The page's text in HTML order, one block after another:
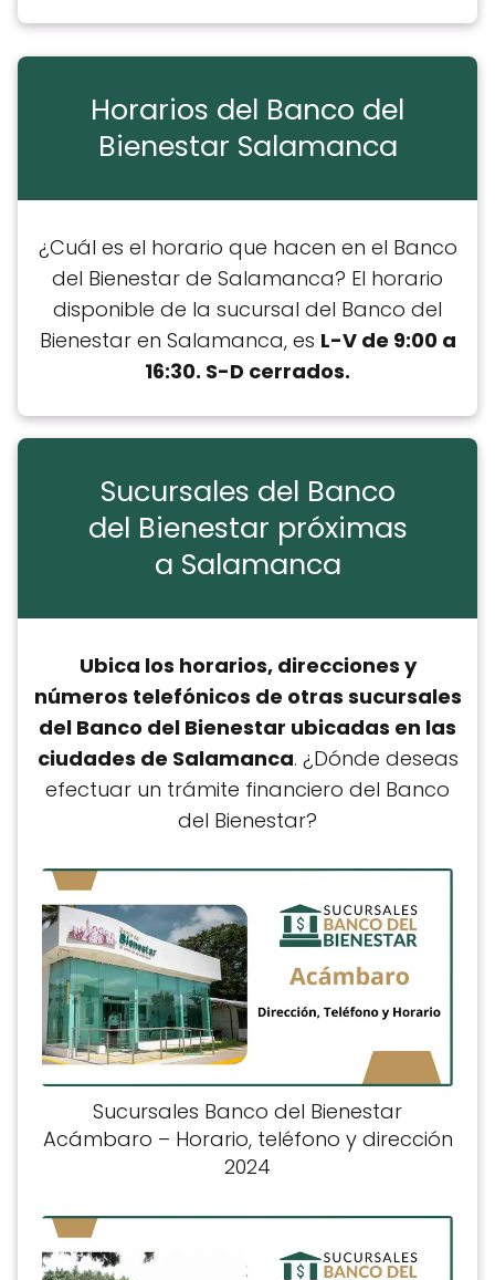
Horarios del Banco del
Bienestar Salamanca
¿Cuál es el horario que hacen en el Banco
del Bienestar de Salamanca? El horario
disponible de la sucursal del Banco del
Bienestar en Salamanca, es L-V de 9:00 a
16:30. S-D cerrados.
Sucursales del Banco
del Bienestar próximas
a Salamanca
Ubica los horarios, direcciones y
números telefónicos de otras sucursales
del Banco del Bienestar ubicadas en las
ciudades de Salamanca. ¿Dónde deseas
efectuar un trámite financiero del Banco
del Bienestar?
Sucursales Banco del Bienestar
Acámbaro – Horario, teléfono y dirección
2024